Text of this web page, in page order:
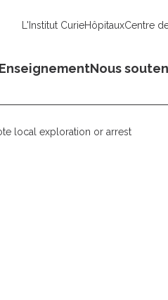
L'Institut CurieHôpitauxCentre
EnseignementNous
local exploration or arrest